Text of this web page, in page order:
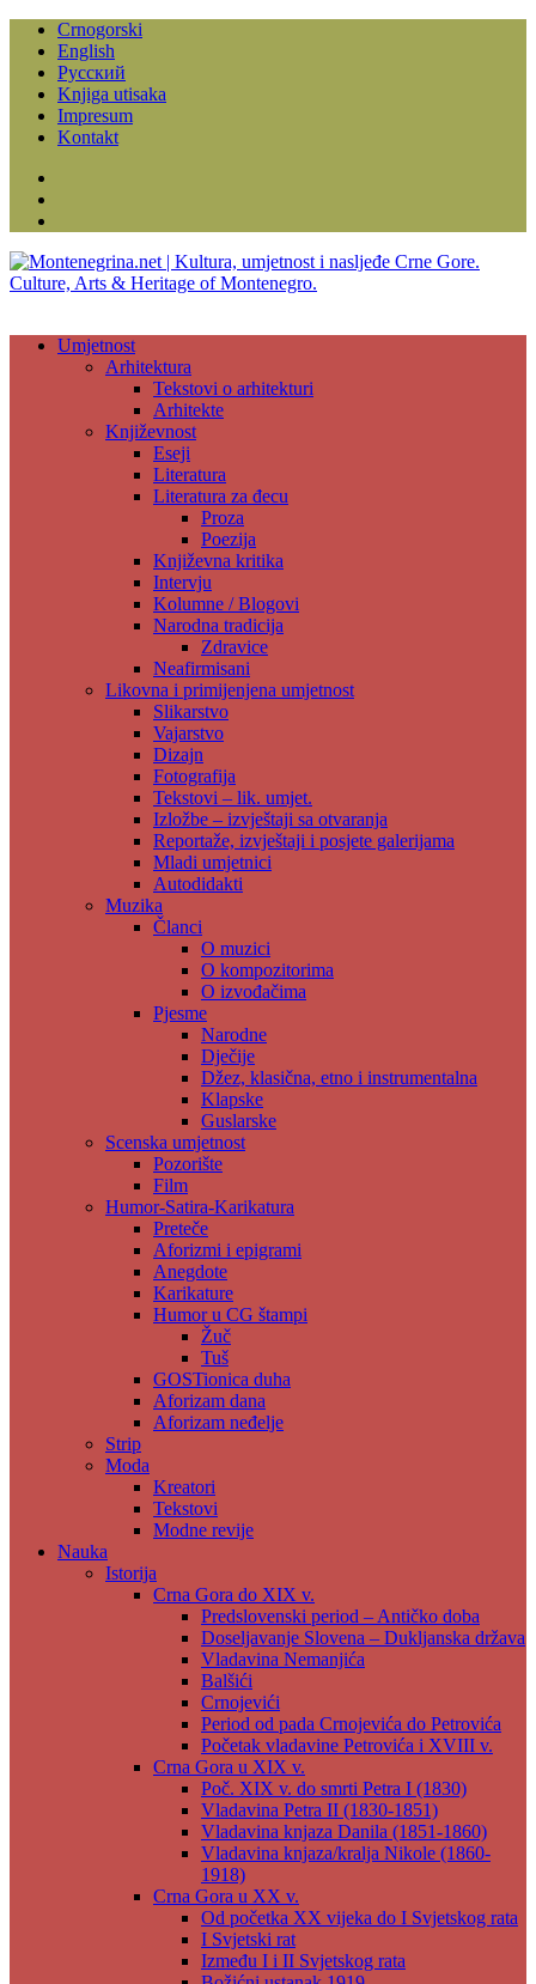
Crnogorski
English
Русский
Knjiga utisaka
Impresum
Kontakt
Umjetnost
Arhitektura
Tekstovi o arhitekturi
Arhitekte
Književnost
Eseji
Literatura
Literatura za đecu
Proza
Poezija
Književna kritika
Intervju
Kolumne / Blogovi
Narodna tradicija
Zdravice
Neafirmisani
Likovna i primijenjena umjetnost
Slikarstvo
Vajarstvo
Dizajn
Fotografija
Tekstovi – lik. umjet.
Izložbe – izvještaji sa otvaranja
Reportaže, izvještaji i posjete galerijama
Mladi umjetnici
Autodidakti
Muzika
Članci
O muzici
O kompozitorima
O izvođačima
Pjesme
Narodne
Dječije
Džez, klasična, etno i instrumentalna
Klapske
Guslarske
Scenska umjetnost
Pozorište
Film
Humor-Satira-Karikatura
Preteče
Aforizmi i epigrami
Anegdote
Karikature
Humor u CG štampi
Žuč
Tuš
GOSTionica duha
Aforizam dana
Aforizam neđelje
Strip
Moda
Kreatori
Tekstovi
Modne revije
Nauka
Istorija
Crna Gora do XIX v.
Predslovenski period – Antičko doba
Doseljavanje Slovena – Dukljanska država
Vladavina Nemanjića
Balšići
Crnojevići
Period od pada Crnojevića do Petrovića
Početak vladavine Petrovića i XVIII v.
Crna Gora u XIX v.
Poč. XIX v. do smrti Petra I (1830)
Vladavina Petra II (1830-1851)
Vladavina knjaza Danila (1851-1860)
Vladavina knjaza/kralja Nikole (1860-
1918)
Crna Gora u XX v.
Od početka XX vijeka do I Svjetskog rata
I Svjetski rat
Između I i II Svjetskog rata